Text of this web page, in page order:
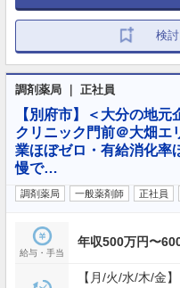
検
調剤薬局 ｜ 正社員
【別府市】＜大分の地
クリニック門前＠大畑
業ほぼゼロ・有給消化率
慢で…
調剤薬局 一般薬剤師 正社員
給与・手当
年収500万円〜
【月/火/水/木/金